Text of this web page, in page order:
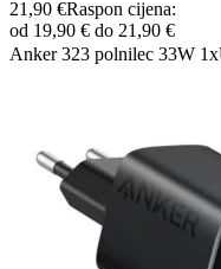
21,90 €Raspon cijena:
od 19,90 € do 21,90 €
Anker 323 polnilec 33W